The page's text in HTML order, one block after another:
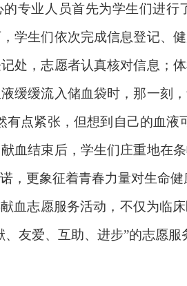
专业人员首先为学生们进
学生们依次完成信息登记、
处，志愿者认真核对信息；
缓缓流入储血袋时，那一刻
有点紧张，但想到自己的血
血结束后，学生们庄重地在
，更象征着青春力量对生命健
血志愿服务活动，不仅为临
友爱、互助、进步”的志愿